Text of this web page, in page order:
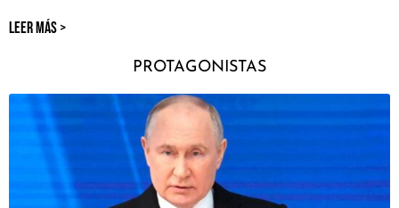
LEER MÁS >
PROTAGONISTAS